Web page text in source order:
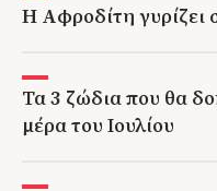
H Αφροδίτη γυρίζει
Τα 3 ζώδια που θα
μέρα του Ιουλίου